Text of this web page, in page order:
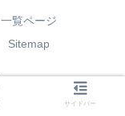
一覧ページ
Sitemap
サイドバー